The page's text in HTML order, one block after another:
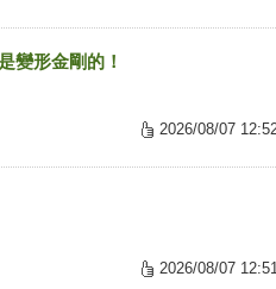
變形金剛的！
2026/08/07
2026/08/07